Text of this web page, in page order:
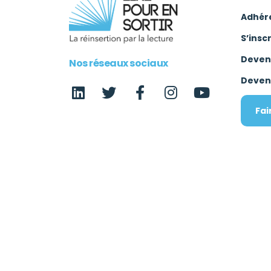
Nos réseaux sociaux